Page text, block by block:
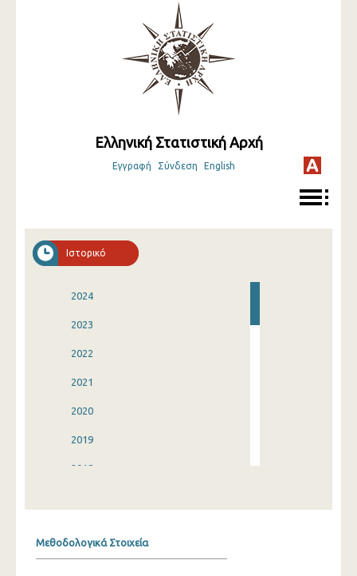
Ελληνική Στατιστική Αρχή
Εγγραφή Σύνδεση English
Ιστορικό
2024
2023
2022
2021
2020
2019
2018
Μεθοδολογικά Στοιχεία